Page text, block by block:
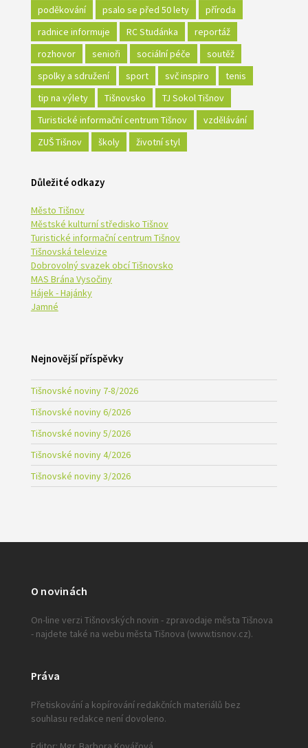
poděkování
psalo se před 50 lety
příroda
radnice informuje
RC Studánka
reportáž
rozhovor
senioři sociální péče
soutěž
spolky a sdružení
sport svč inspiro
tenis
tip na výlety
Tišnovsko
TJ Sokol Tišnov
Turistické informační centrum Tišnov
vzdělávání
ZUŠ Tišnov
školy životní styl
Důležité odkazy
Město Tišnov
Městské kulturní středisko Tišnov
Turistické informační centrum Tišnov
Tišnovská televize
Dobrovolný svazek obcí Tišnovsko
MAS Brána Vysočiny
Hájek - Hajánky
Jamné
Nejnovější příspěvky
Tišnovské noviny 7-8/2026
Tišnovské noviny 6/2026
Tišnovské noviny 5/2026
Tišnovské noviny 4/2026
Tišnovské noviny 3/2026
O novinách
On-line verzi Tišnovských novin - zpravodaje města Tišnova
- najdete také na webu města Tišnova (www.tisnov.cz).
Práva
Přetiskování a kopírování redakčních materiálů bez
souhlasu redakce není dovoleno.